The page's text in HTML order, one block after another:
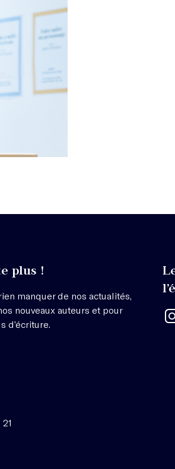
plus !
manquer de nos actualités,
nouveaux auteurs et pour
d’écriture.